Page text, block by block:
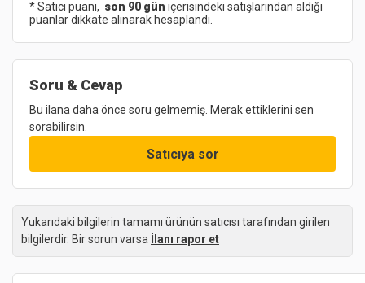
* Satıcı puanı, son 90 gün içerisindeki satışlarından aldığı
puanlar dikkate alınarak hesaplandı.
Soru & Cevap
Bu ilana daha önce soru gelmemiş. Merak ettiklerini sen
sorabilirsin.
Satıcıya sor
Yukarıdaki bilgilerin tamamı ürünün satıcısı tarafından girilen
bilgilerdir. Bir sorun varsa İlanı rapor et